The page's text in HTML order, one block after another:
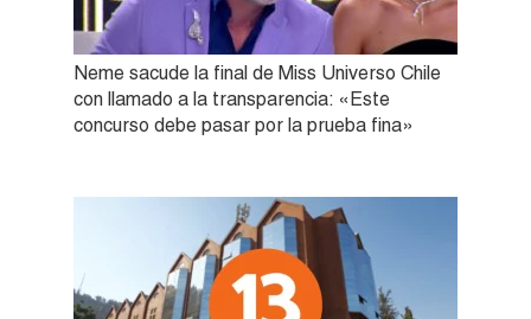
Neme sacude la final de Miss Universo Chile
con llamado a la transparencia: «Este
concurso debe pasar por la prueba fina»